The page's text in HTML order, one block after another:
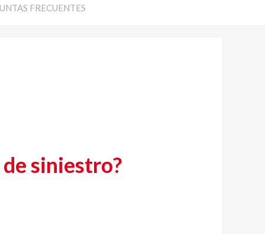
FRECUENTES
siniestro?